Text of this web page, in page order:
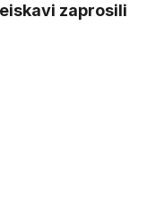
zaprosili